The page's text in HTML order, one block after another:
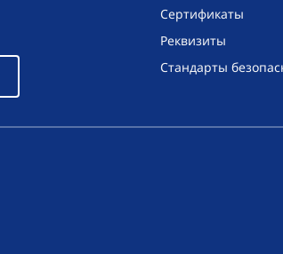
Сертификаты
Реквизиты
Стандарты